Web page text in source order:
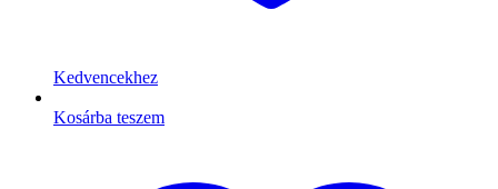
Kedvencekhez
Kosárba teszem